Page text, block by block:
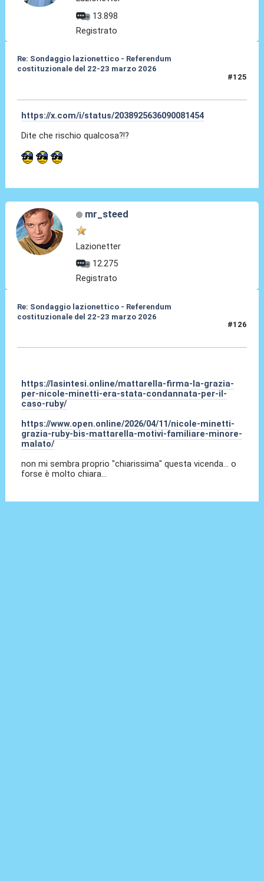
13.898
Registrato
Re: Sondaggio lazionettico - Referendum
costituzionale del 22-23 marzo 2026
#125
https://x.com/i/status/2038925636090081454
Dite che rischio qualcosa?!?
mr_steed
Lazionetter
12.275
Registrato
Re: Sondaggio lazionettico - Referendum
costituzionale del 22-23 marzo 2026
#126
https://lasintesi.online/mattarella-firma-la-grazia-
per-nicole-minetti-era-stata-condannata-per-il-
caso-ruby/
https://www.open.online/2026/04/11/nicole-minetti-
grazia-ruby-bis-mattarella-motivi-familiare-minore-
malato/
non mi sembra proprio "chiarissima" questa vicenda... o
forse è molto chiara...